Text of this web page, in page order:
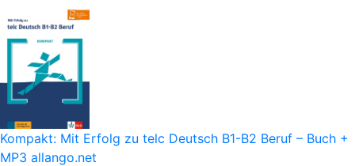
Kompakt: Mit Erfolg zu telc Deutsch B1-B2 Beruf – Buch +
MP3 allango.net